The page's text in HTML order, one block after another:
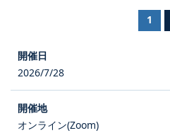
1
2026/7/28
オンライン(Zoom)